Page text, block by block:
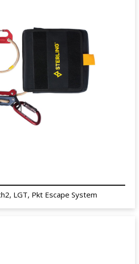
LGT, Pkt Escape System